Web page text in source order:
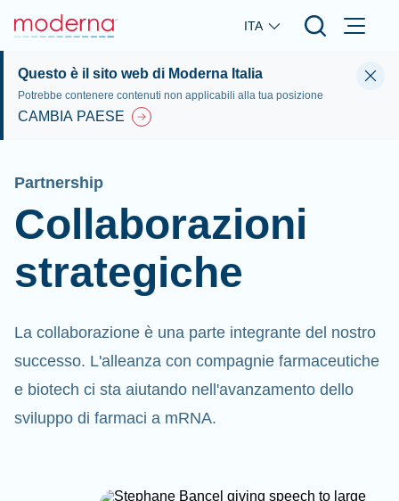
Skip to main content
ITA
Questo è il sito web di Moderna Italia
Potrebbe contenere contenuti non applicabili alla tua posizione
CAMBIA PAESE
Partnership
Collaborazioni
strategiche
La collaborazione è una parte integrante del nostro
successo. L'alleanza con compagnie farmaceutiche
e biotech ci sta aiutando nell'avanzamento dello
sviluppo di farmaci a mRNA.